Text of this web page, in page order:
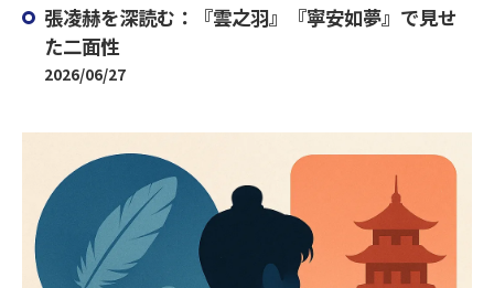
張凌赫を深読む：『雲之羽』『寧安如夢』で見せ
た二面性
2026/06/27